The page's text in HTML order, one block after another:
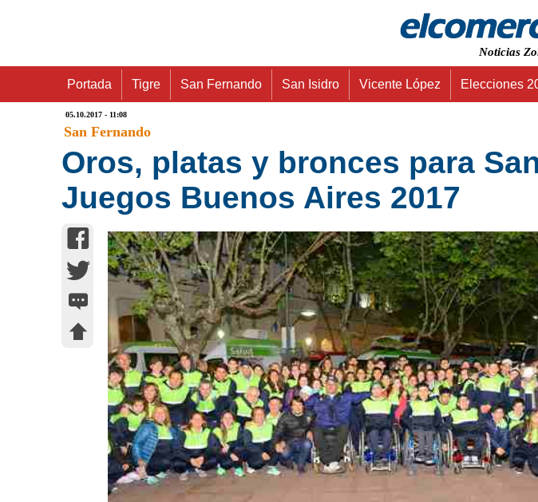
Noticias
Portada Tigre San Fernando San Isidro Vicente López Elecciones
05.10.2017 - 11:08
San Fernando
Oros, platas y bronces para
Juegos Buenos Aires 2017